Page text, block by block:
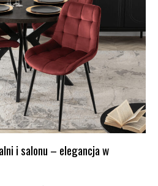
i salonu – elegancja w